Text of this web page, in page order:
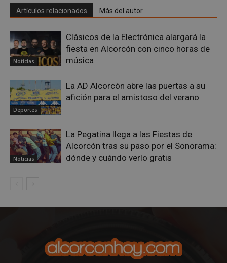
Artículos relacionados Más del autor
Noticias
Clásicos de la Electrónica alargará la
fiesta en Alcorcón con cinco horas de
música
Deportes
La AD Alcorcón abre las puertas a su
afición para el amistoso del verano
Noticias
La Pegatina llega a las Fiestas de
Alcorcón tras su paso por el Sonorama:
dónde y cuándo verlo gratis
AWSALBCORS
Amazon.com
1 semana
Google
Privacy Policy